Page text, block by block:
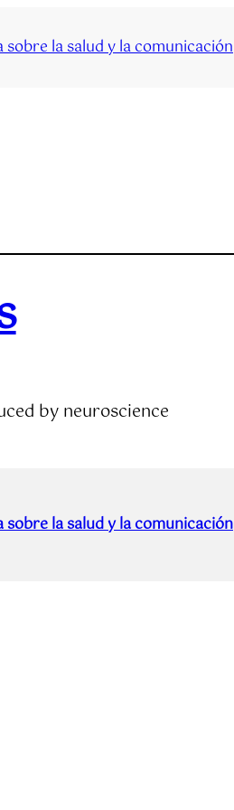
la salud y la comunicación
by neuroscience
la salud y la comunicación